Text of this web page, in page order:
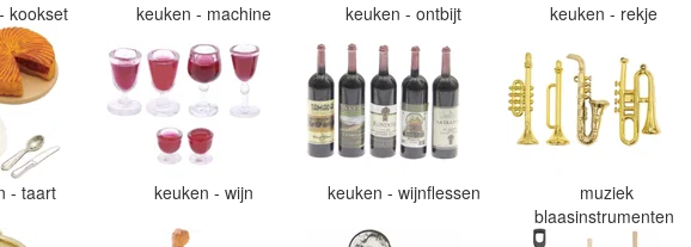
kookset keuken - machine keuken - ontbijt keuken - rekje
- taart keuken - wijn keuken - wijnflessen
muziek
blaasinstrumenten